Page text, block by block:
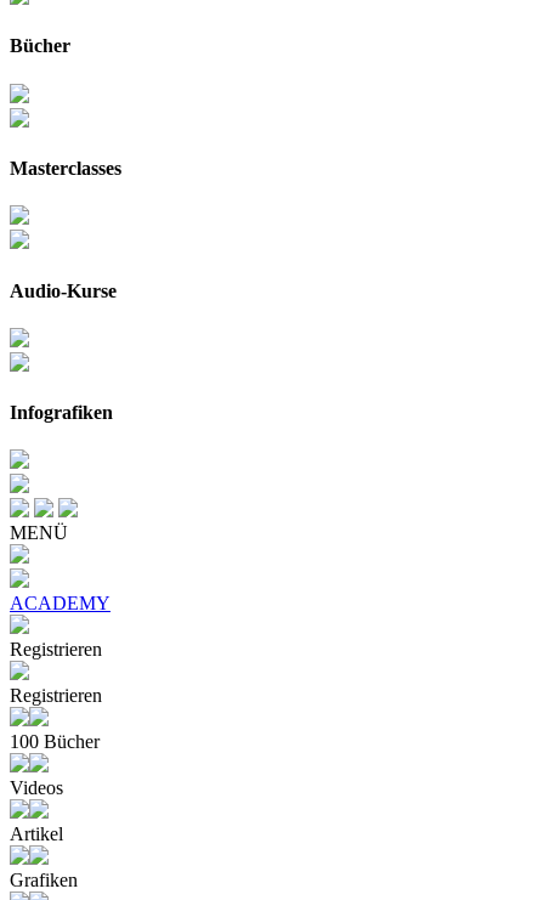
Bücher
Masterclasses
Audio-Kurse
Infografiken
MENÜ
ACADEMY
Registrieren
Registrieren
100 Bücher
Videos
Artikel
Grafiken